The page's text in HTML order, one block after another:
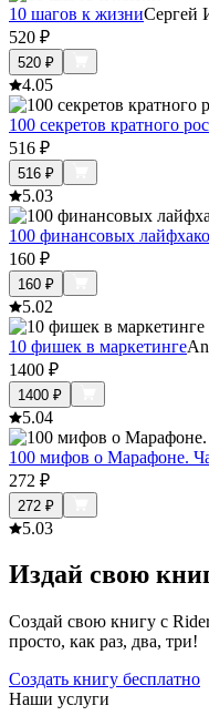
10 шагов к жизниСергей
520 ₽
520 ₽
4.05
100 секретов кратного
516 ₽
516 ₽
5.03
100 финансовых
160 ₽
160 ₽
5.02
10 фишек в маркетинге
1400 ₽
1400 ₽
5.04
100 мифов о Марафоне.
272 ₽
272 ₽
5.03
Издай свою
Создай свою книгу с
просто, как раз, два, три!
Создать книгу бесплатно
Наши услуги